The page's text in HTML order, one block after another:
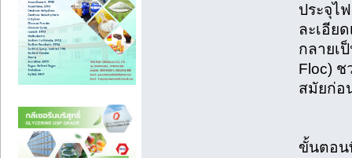
ประจุไ
ละเอีย
กลายเ
Floc)
สมัยก่อ
ขั้นตอน